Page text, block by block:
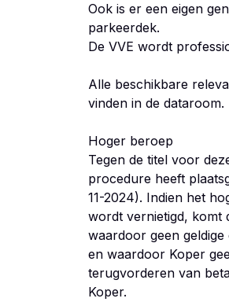
Ook is er een eigen
parkeerdek.
De VVE wordt
Alle beschikbare
vinden in de dataroom.
Hoger beroep
Tegen de titel voor
procedure heeft
11-2024). Indien het
wordt vernietigd, komt
waardoor geen
en waardoor Koper
terugvorderen van
Koper.